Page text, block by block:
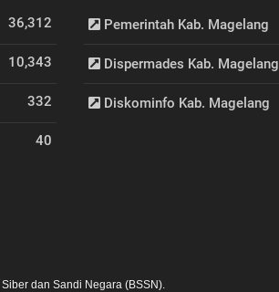
36,312
10,343
332
40
Pemerintah Kab. Magelang
Dispermades Kab. Magelang
Diskominfo Kab. Magelang
dan Sandi Negara (BSSN).